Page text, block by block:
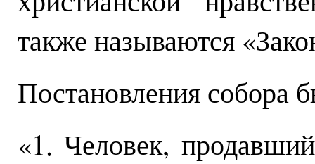
также называются
Постановления собора
«1. Человек,